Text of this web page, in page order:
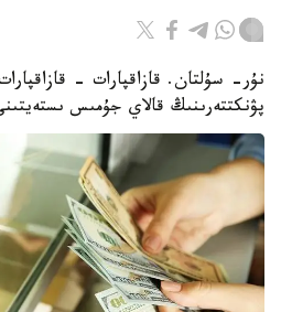
نۇر- سۇلتان. قازاقپارات -
پۋنكتتەرىنىڭ قالاي جۇمىس